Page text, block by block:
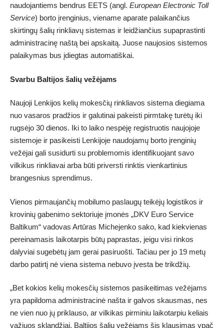
naudojantiems bendrus EETS (angl. European Electronic Toll
Service) borto įrenginius, viename aparate palaikančius
skirtingų šalių rinkliavų sistemas ir leidžiančius supaprastinti
administracinę naštą bei apskaitą. Juose naujosios sistemos
palaikymas bus įdiegtas automatiškai.
Svarbu Baltijos šalių vežėjams
Naujoji Lenkijos kelių mokesčių rinkliavos sistema diegiama
nuo vasaros pradžios ir galutinai pakeisti pirmtakę turėtų iki
rugsėjo 30 dienos. Iki to laiko nespėję registruotis naujojoje
sistemoje ir pasikeisti Lenkijoje naudojamų borto įrenginių
vežėjai gali susidurti su problemomis identifikuojant savo
vilkikus rinkliavai arba būti priversti rinktis vienkartinius
brangesnius sprendimus.
Vienos pirmaujančių mobilumo paslaugų teikėjų logistikos ir
krovinių gabenimo sektoriuje įmonės „DKV Euro Service
Baltikum“ vadovas Artūras Michejenko sako, kad kiekvienas
pereinamasis laikotarpis būtų paprastas, jeigu visi rinkos
dalyviai sugebėtų jam gerai pasiruošti. Tačiau per jo 19 metų
darbo patirtį nė viena sistema nebuvo įvesta be trikdžių.
„Bet kokios kelių mokesčių sistemos pasikeitimas vežėjams
yra papildoma administracinė našta ir galvos skausmas, nes
ne vien nuo jų priklauso, ar vilkikas pirminiu laikotarpiu keliais
važiuos sklandžiai. Baltijos šalių vežėjams šis klausimas ypač